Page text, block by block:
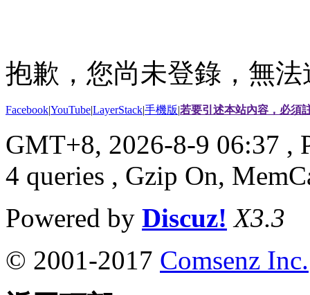
抱歉，您尚未登錄，無
Facebook|YouTube|LayerStack|手機版|若要引述本站內容，必須
GMT+8, 2026-8-9 06:37 ,
4 queries , Gzip On,
Powered by Discuz! X3.3
© 2001-2017 Comsenz Inc.